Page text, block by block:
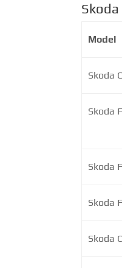
Model
Skoda
Skoda
Skoda
Skoda
Skoda